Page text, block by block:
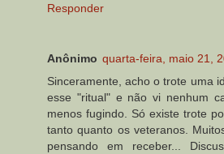
Responder
Anônimo quarta-feira, maio 21,
Sinceramente, acho o trote uma
esse "ritual" e não vi nenhum
menos fugindo. Só existe trote
tanto quanto os veteranos.
pensando em receber...